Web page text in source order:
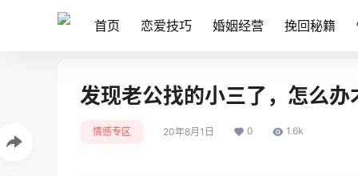
首页 恋爱技巧 婚姻经营 挽回秘籍
发现老公找的小三了，怎么办
情感专区 20年8月1日 0 1.6k